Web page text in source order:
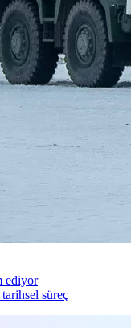
ediyor
süreç